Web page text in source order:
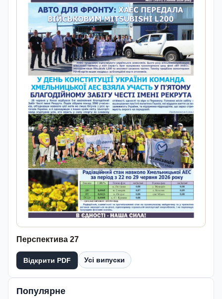
Перспектива 27
Відкрити PDF Усі випуски
Популярне